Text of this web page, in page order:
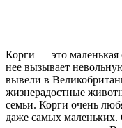
Корги — это маленькая
нее вызывает
вывели в
жизнерадостные
семьи. Корги очень
даже самых маленьких.